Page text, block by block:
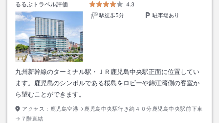
るるぶトラベル評価
4.3
駅徒歩5分
駐車場あり
九州新幹線のターミナル駅・ＪＲ鹿児島中央駅正面に位置してい
ます。鹿児島のシンボルである桜島をロビーや錦江湾側の客室か
ら望むことができます。
アクセス： 鹿児島空港→鹿児島中央駅行き約４０分鹿児島中央駅前下車
→７階直結